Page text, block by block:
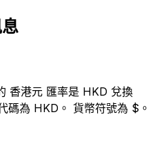
香港元 匯率是 HKD 兌換
碼為 HKD。 貨幣符號為 $。